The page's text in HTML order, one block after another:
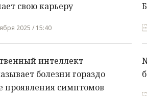
свою карьеру
2025 / 15:40
интеллект
болезни гораздо
проявления симптомов